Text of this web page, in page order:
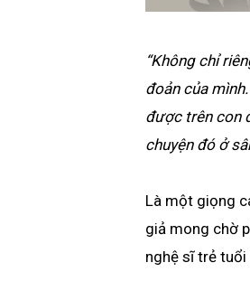
“Không chỉ
đoản của
được trên con
chuyện đó ở
Là một giọng
giả mong chờ
nghệ sĩ trẻ tuổi